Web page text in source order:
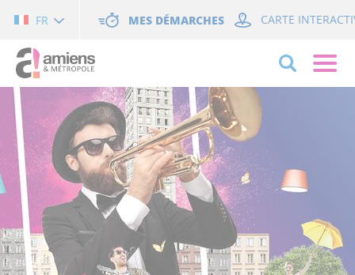
FR MES DÉMARCHES CARTE